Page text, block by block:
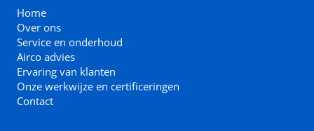
Home
Over ons
Service en onderhoud
Airco advies
Ervaring van klanten
Onze werkwijze en certificeringen
Contact